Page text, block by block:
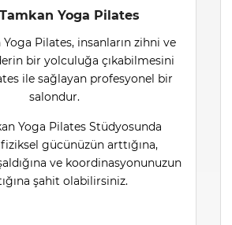
Yoga Pilates
Yoga Pilates, insanların zihni ve
bir yolculuğa çıkabilmesini
ile sağlayan profesyonel bir
salondur.
Yoga Pilates Stüdyosunda
gücünüzün arttığına,
ve koordinasyonunuzun
şahit olabilirsiniz.